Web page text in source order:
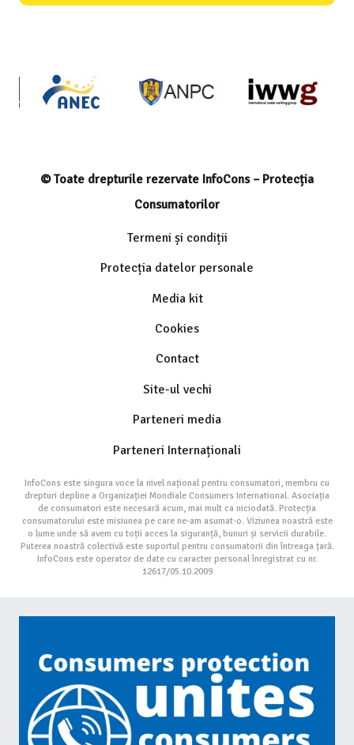
© Toate drepturile rezervate InfoCons – Protecția
Consumatorilor
Termeni și condiții
Protecția datelor personale
Media kit
Cookies
Contact
Site-ul vechi
Parteneri media
Parteneri Internaționali
InfoCons este singura voce la nivel național pentru consumatori, membru cu
drepturi depline a Organizației Mondiale Consumers International. Asociația
de consumatori este necesară acum, mai mult ca niciodată. Protecția
consumatorului este misiunea pe care ne-am asumat-o. Viziunea noastră este
o lume unde să avem cu toții acces la siguranță, bunuri și servicii durabile.
Puterea noastră colectivă este suportul pentru consumatorii din întreaga țară.
InfoCons este operator de date cu caracter personal înregistrat cu nr.
12617/05.10.2009